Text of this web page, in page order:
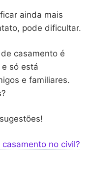
ainda mais
pode dificultar.
casamento é
só está
e familiares.
no civil?